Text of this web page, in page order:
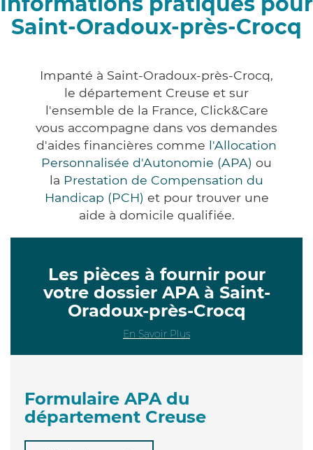
Saint-Oradoux-près-Crocq
Impanté à Saint-Oradoux-près-Crocq,
le département Creuse et sur
l'ensemble de la France, Click&Care
vous accompagne dans vos demandes
d'aides financières comme l'Allocation
Personnalisée d'Autonomie (APA) ou
la Prestation de Compensation du
Handicap (PCH) et pour trouver une
aide à domicile qualifiée.
Les pièces à fournir pour
votre dossier APA à Saint-
Oradoux-près-Crocq
En Savoir Plus
Formulaire APA du
département Creuse